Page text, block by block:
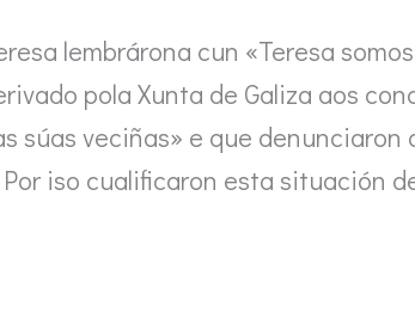
lembrárona cun «Teresa
pola Xunta de Galiza aos
súas veciñas» e que
iso cualificaron esta situación